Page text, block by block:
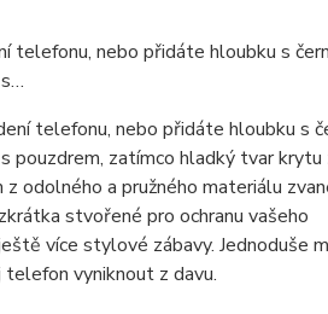
telefonu, nebo přidáte hloubku s
telefonu, nebo přidáte hloubku s
zatímco hladký tvar krytu
odolného a pružného materiálu
stvořené pro ochranu vašeho
více stylové zábavy. Jednoduše
vyniknout z davu.